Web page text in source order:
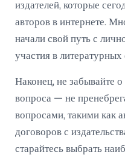
издателей, которые
авторов в интернете.
начали свой путь с
участия в
Наконец, не забывайте
вопроса — не
вопросами, такими как
договоров с
старайтесь выбрать